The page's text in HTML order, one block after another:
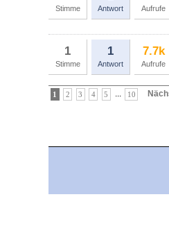
Stimme Antwort Aufrufe
1
Stimme
1
Antwort
7.7k
Aufrufe
1 2 3 4 5 ... 10